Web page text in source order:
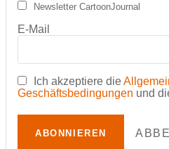
Newsletter CartoonJournal
E-Mail
Ich akzeptiere die
Geschäftsbedingungen und
ABONNIEREN